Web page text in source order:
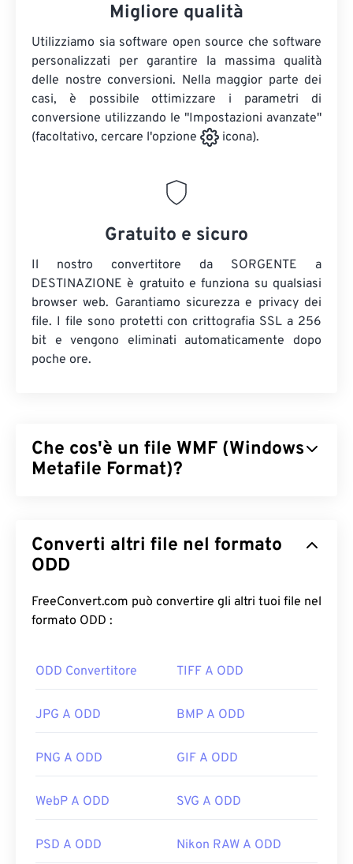
Migliore qualità
Utilizziamo sia software open source che software
personalizzati per garantire la massima qualità
delle nostre conversioni. Nella maggior parte dei
casi, è possibile ottimizzare i parametri di
conversione utilizzando le "Impostazioni avanzate"
(facoltativo, cercare l'opzione
icona).
Gratuito e sicuro
Il nostro convertitore da SORGENTE a
DESTINAZIONE è gratuito e funziona su qualsiasi
browser web. Garantiamo sicurezza e privacy dei
file. I file sono protetti con crittografia SSL a 256
bit e vengono eliminati automaticamente dopo
poche ore.
Che cos'è un file WMF (Windows
Metafile Format)?
memorizzare immagini vettoriali e bitmap.
Microsoft ha progettato WMF per condividere dati
precursore a 16 bit dell'Enhanced Windows Metafile
(EMF) a 32 bit.
di grafica compatibili, comeCorelDraw Graphics
Illustrator.
Un visualizzatore alternativo da provare è
PhotoFiltre Studio
Ability PhotopainteUltimate
Converti altri file nel formato
ODD
FreeConvert.com può convertire gli altri tuoi file nel
formato ODD :
ODD Convertitore TIFF A ODD
JPG A ODD BMP A ODD
PNG A ODD GIF A ODD
WebP A ODD SVG A ODD
PSD A ODD Nikon RAW A ODD